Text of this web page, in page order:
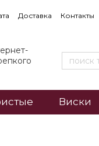
Доставка Контакты
Виски